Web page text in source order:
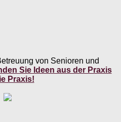
von Senioren und
Sie Ideen aus der Praxis
Praxis!